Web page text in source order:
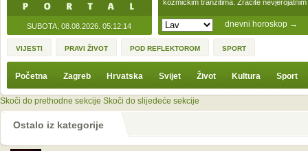
SUBOTA, 08.08.2026. 05:12:14 dnevni horoskop →
kozmičkim tranzitima. Zračite
VIJESTI PRAVI ŽIVOT POD REFLEKTOROM SPORT
Početna Zagreb Hrvatska Svijet Život Kultura Sport
Skoči do prethodne sekcije Skoči do slijedeće sekcije
Ostalo iz kategorije